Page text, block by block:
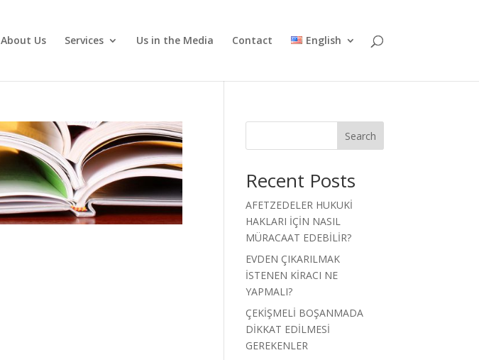
About Us Services Us in the Media Contact English
Search
Recent Posts
AFETZEDELER HUKUKİ
HAKLARI İÇİN NASIL
MÜRACAAT EDEBİLİR?
EVDEN ÇIKARILMAK
İSTENEN KİRACI NE
YAPMALI?
ÇEKİŞMELİ BOŞANMADA
DİKKAT EDİLMESİ
GEREKENLER